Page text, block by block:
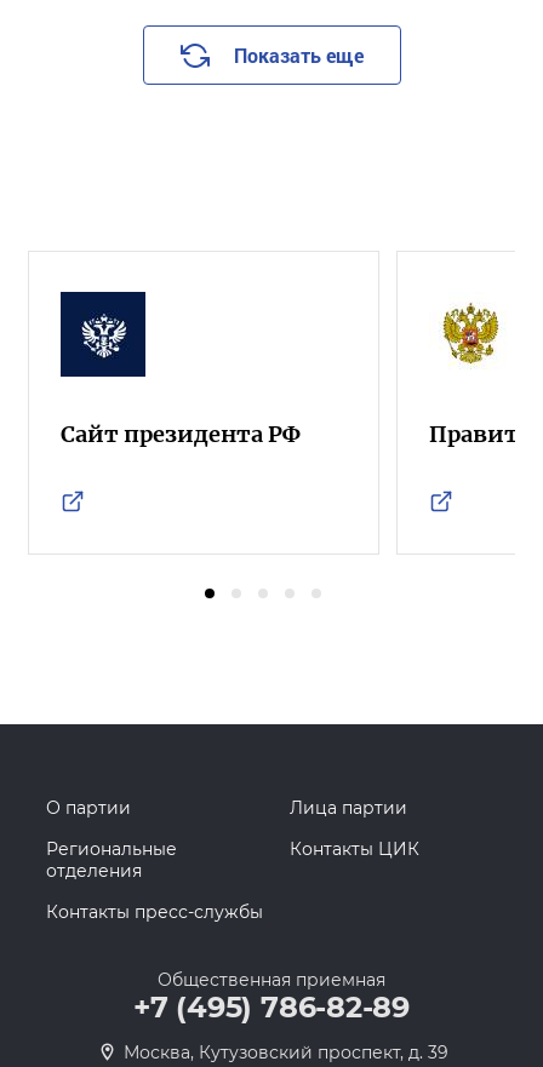
Показать еще
Сайт президента РФ
О партии
Лица партии
Региональные
отделения
Контакты ЦИК
Контакты пресс-службы
Общественная приемная
+7 (495) 786-82-89
Москва, Кутузовский проспект, д. 39